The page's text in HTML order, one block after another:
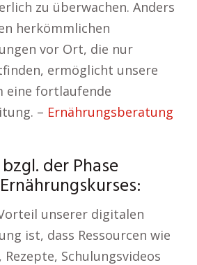
zu überwachen. Anders
herkömmlichen
vor Ort, die nur
ermöglicht unsere
eine fortlaufende
– Ernährungsberatung
der Phase
unserer digitalen
ist, dass Ressourcen wie
Schulungsvideos